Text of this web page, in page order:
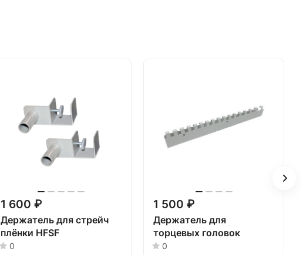
1 600 ₽
Держатель для стрейч
плёнки HFSF
0
1 500 ₽
Держатель для
торцевых головок
0